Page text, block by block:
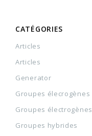
CATÉGORIES
Articles
Articles
Generator
Groupes élecrogènes
Groupes électrogènes
Groupes hybrides